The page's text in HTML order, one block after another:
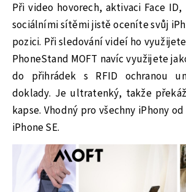
Při video hovorech, aktivaci Face
sociálními sítěmi jistě oceníte svůj
pozici. Při sledování videí ho využijete
PhoneStand MOFT navíc využijete
do přihrádek s RFID ochranou
doklady. Je ultratenký, takže
kapse. Vhodný pro všechny iPhony
iPhone SE.